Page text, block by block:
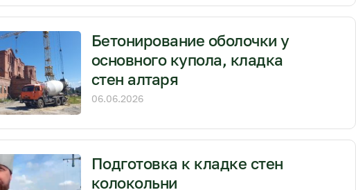
Бетонирование оболочки у
основного купола, кладка
стен алтаря
06.06.2026
Подготовка к кладке стен
колокольни